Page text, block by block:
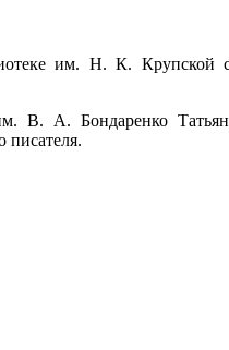
им. Н. К. Крупской
В. А. Бондаренко
писателя.